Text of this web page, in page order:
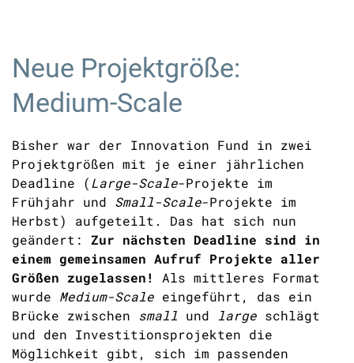
Neue Projektgröße:
Medium-Scale
Bisher war der Innovation Fund in zwei
Projektgrößen mit je einer jährlichen
Deadline ( Large-Scale-Projekte im
Frühjahr und Small-Scale-Projekte im
Herbst) aufgeteilt. Das hat sich nun
geändert: Zur nächsten Deadline sind in
einem gemeinsamen Aufruf Projekte aller
Größen zugelassen!
Als mittleres Format
wurde Medium-Scale eingeführt, das ein
Brücke zwischen small und large schlägt
und den Investitionsprojekten die
Möglichkeit gibt, sich im passenden